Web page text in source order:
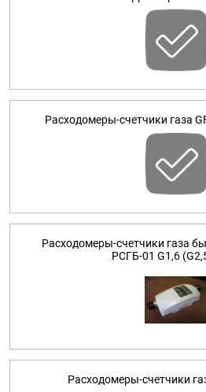
Расходомеры-счетчики газа
Расходомеры-счетчики газа
РСГБ-01 G1,6
Расходомеры-счетчики